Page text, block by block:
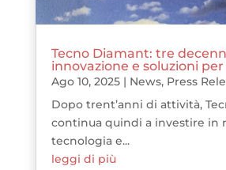
Tecno Diamant: tre
innovazione e soluzioni
Ago 10, 2025| News, Press
Dopo trent’anni di attività,
continua quindi a investire in
tecnologia e...
leggi di più